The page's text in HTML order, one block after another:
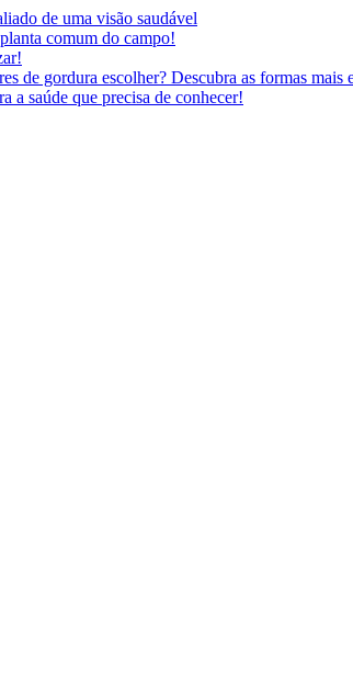
de uma visão saudável
comum do campo!
de gordura escolher? Descubra as formas mais
a saúde que precisa de conhecer!